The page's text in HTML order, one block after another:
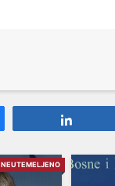
NEUTEMELJENO